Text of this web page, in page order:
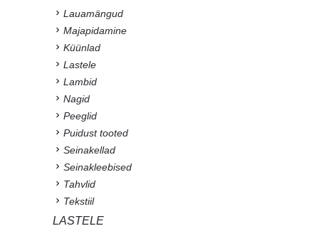
Lauamängud
Majapidamine
Küünlad
Lastele
Lambid
Nagid
Peeglid
Puidust tooted
Seinakellad
Seinakleebised
Tahvlid
Tekstiil
LASTELE